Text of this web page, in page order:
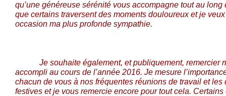
qu’une généreuse sérénité vous accompagne tout au long
que certains traversent des moments douloureux et je
occasion ma plus profonde sympathie.
Je souhaite également, et publiquement, remercier
accompli au cours de l’année 2016. Je mesure
chacun de vous à nos fréquentes réunions de travail et
festives et je vous remercie encore pour tout cela. Certains